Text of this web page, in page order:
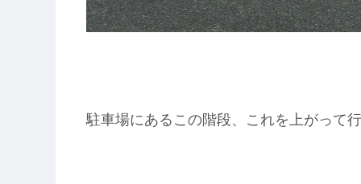
駐車場にあるこの階段、これを上がって